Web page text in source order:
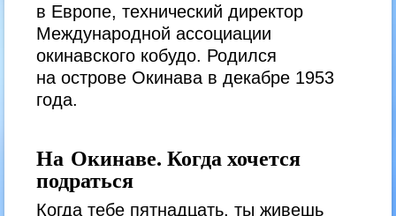
в Европе, технический директор
Международной ассоциации
окинавского кобудо. Родился
на острове Окинава в декабре 1953
года.
На Окинаве. Когда хочется
подраться
Когда тебе пятнадцать, ты живешь